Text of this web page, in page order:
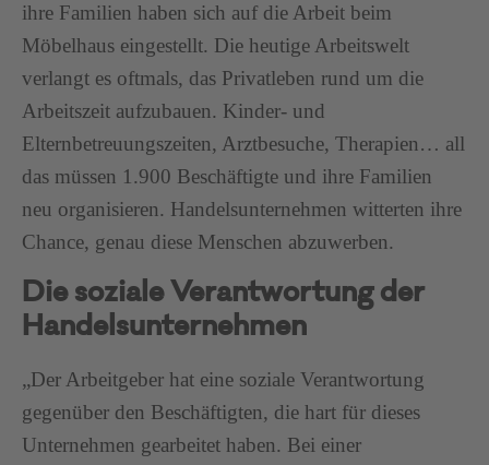
ihre Familien haben sich auf die Arbeit beim
Möbelhaus eingestellt. Die heutige Arbeitswelt
verlangt es oftmals, das Privatleben rund um die
Arbeitszeit aufzubauen. Kinder- und
Elternbetreuungszeiten, Arztbesuche, Therapien… all
das müssen 1.900 Beschäftigte und ihre Familien
neu organisieren. Handelsunternehmen witterten ihre
Chance, genau diese Menschen abzuwerben.
Die soziale Verantwortung der
Handelsunternehmen
„Der Arbeitgeber hat eine soziale Verantwortung
gegenüber den Beschäftigten, die hart für dieses
Unternehmen gearbeitet haben. Bei einer